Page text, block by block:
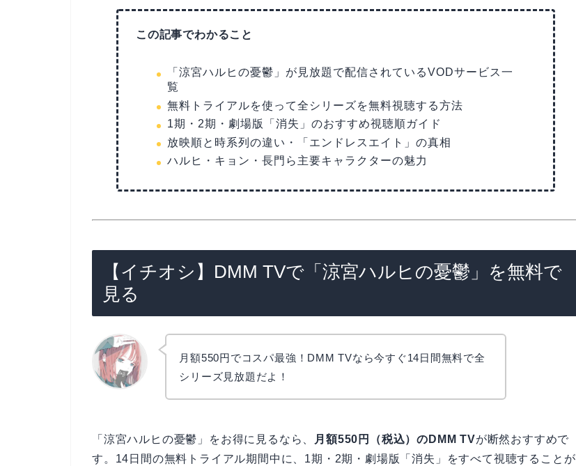
この記事でわかること
「涼宮ハルヒの憂鬱」が見放題で配信されているVODサービス一
覧
無料トライアルを使って全シリーズを無料視聴する方法
1期・2期・劇場版「消失」のおすすめ視聴順ガイド
放映順と時系列の違い・「エンドレスエイト」の真相
ハルヒ・キョン・長門ら主要キャラクターの魅力
【イチオシ】DMM TVで「涼宮ハルヒの憂鬱」を無料で
見る
月額550円でコスパ最強！DMM TVなら今すぐ14日間無料で全
シリーズ見放題だよ！
「涼宮ハルヒの憂鬱」をお得に見るなら、 月額550円（税込）のDMM TVが断然おすすめで
す。14日間の無料トライアル期間中に、1期・2期・劇場版「消失」をすべて視聴することが